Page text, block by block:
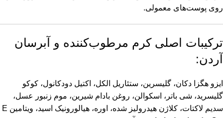
روی پوست‌های معمولی.
ترکیبات اصلی کرم مرطوب‌کننده و آبرسان
آردن:
ایزو هگزا دکان، گلیسرین، ستئاریل الکل، اکتیل دودکانول، کوکو
گلیسرید، شی باتر، اسکوالن، روغن بادام شیرین، موم زنبور عسل،
سدیم لاکتات، کلاژن هیدرولیز شده، اوره، هیالورونیک اسید، ویتامین E